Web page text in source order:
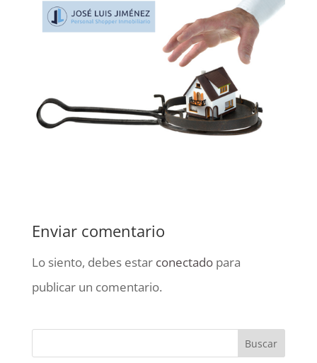
Enviar comentario
Lo siento, debes estar conectadopara
publicar un comentario.